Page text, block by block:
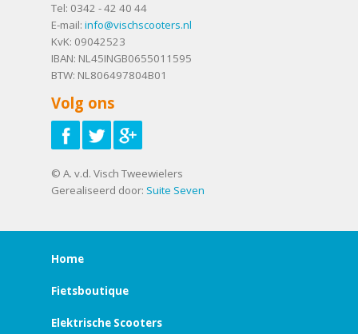
Tel: 0342 - 42 40 44
E-mail: info@vischscooters.nl
KvK: 09042523
IBAN: NL45INGB0655011595
BTW: NL806497804B01
Volg ons
© A. v.d. Visch Tweewielers
Gerealiseerd door: Suite Seven
Home
Fietsboutique
Elektrische Scooters